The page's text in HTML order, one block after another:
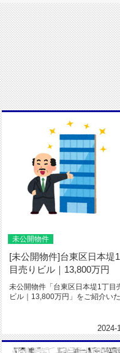
未公開物件
[未公開物件]台東区日本堤
目売りビル｜13,800万円
未公開物件「台東区日本堤1丁目
ビル｜13,800万円」をご紹介い
2024-